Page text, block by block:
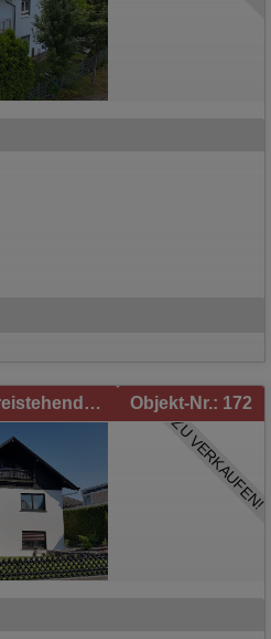
Fränkisch-Crumbach: Freistehendes Einfamilienhaus mit ELW und schönem Garten in Fränkisch-Crumbach zu verkaufen Objekt-Nr.: 172
ZU VERKAUFEN!